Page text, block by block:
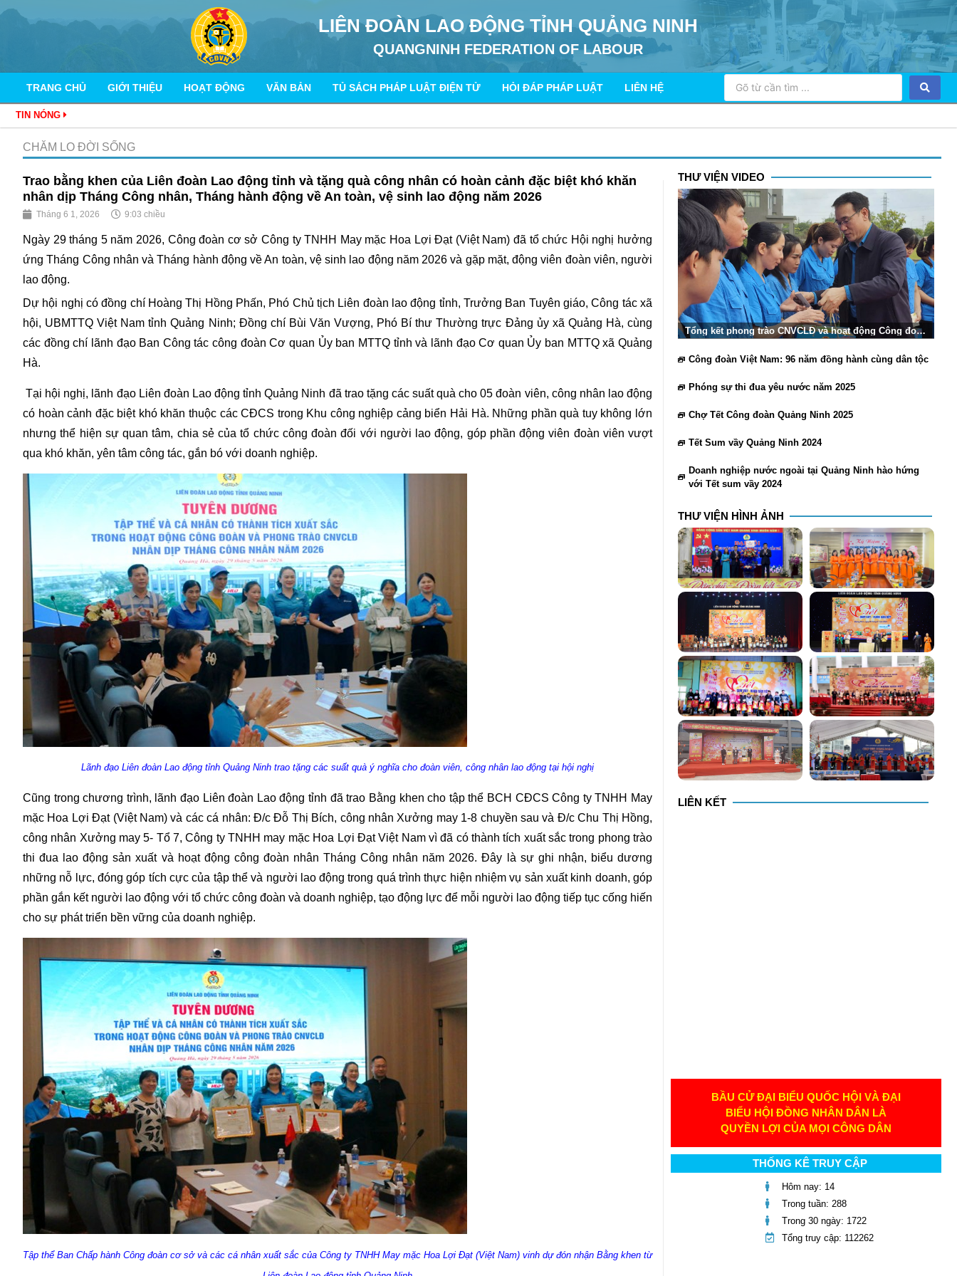
LIÊN ĐOÀN LAO ĐỘNG TỈNH QUẢNG NINH
QUANGNINH FEDERATION OF LABOUR
TRANG CHỦ GIỚI THIỆU HOẠT ĐỘNG VĂN BẢN TỦ SÁCH PHÁP LUẬT ĐIỆN TỬ HỎI ĐÁP PHÁP LUẬT LIÊN HỆ
TIN NÓNG
CHĂM LO ĐỜI SỐNG
Trao bằng khen của Liên đoàn Lao động tỉnh và tặng quà công nhân có hoàn cảnh đặc biệt khó khăn
nhân dịp Tháng Công nhân, Tháng hành động về An toàn, vệ sinh lao động năm 2026
Tháng 6 1, 2026 9:03 chiều
Ngày 29 tháng 5 năm 2026, Công đoàn cơ sở Công ty TNHH May mặc Hoa Lợi Đạt (Việt Nam) đã tổ chức Hội nghị hưởng
ứng Tháng Công nhân và Tháng hành động về An toàn, vệ sinh lao động năm 2026 và gặp mặt, động viên đoàn viên, người
lao động.
Dự hội nghị có đồng chí Hoàng Thị Hồng Phấn, Phó Chủ tịch Liên đoàn lao động tỉnh, Trưởng Ban Tuyên giáo, Công tác xã
hội, UBMTTQ Việt Nam tỉnh Quảng Ninh; Đồng chí Bùi Văn Vượng, Phó Bí thư Thường trực Đảng ủy xã Quảng Hà, cùng
các đồng chí lãnh đạo Ban Công tác công đoàn Cơ quan Ủy ban MTTQ tỉnh và lãnh đạo Cơ quan Ủy ban MTTQ xã Quảng
Hà.
Tại hội nghị, lãnh đạo Liên đoàn Lao động tỉnh Quảng Ninh đã trao tặng các suất quà cho 05 đoàn viên, công nhân lao động
có hoàn cảnh đặc biệt khó khăn thuộc các CĐCS trong Khu công nghiệp cảng biển Hải Hà. Những phần quà tuy không lớn
nhưng thể hiện sự quan tâm, chia sẻ của tổ chức công đoàn đối với người lao động, góp phần động viên đoàn viên vượt
qua khó khăn, yên tâm công tác, gắn bó với doanh nghiệp.
Lãnh đạo Liên đoàn Lao động tỉnh Quảng Ninh trao tặng các suất quà ý nghĩa cho đoàn viên, công nhân lao động tại hội nghị
Cũng trong chương trình, lãnh đạo Liên đoàn Lao động tỉnh đã trao Bằng khen cho tập thể BCH CĐCS Công ty TNHH May
mặc Hoa Lợi Đạt (Việt Nam) và các cá nhân: Đ/c Đỗ Thị Bích, công nhân Xưởng may 1-8 chuyền sau và Đ/c Chu Thị Hồng,
công nhân Xưởng may 5- Tổ 7, Công ty TNHH may mặc Hoa Lợi Đạt Việt Nam vì đã có thành tích xuất sắc trong phong trào
thi đua lao động sản xuất và hoạt động công đoàn nhân Tháng Công nhân năm 2026. Đây là sự ghi nhận, biểu dương
những nỗ lực, đóng góp tích cực của tập thể và người lao động trong quá trình thực hiện nhiệm vụ sản xuất kinh doanh, góp
phần gắn kết người lao động với tổ chức công đoàn và doanh nghiệp, tạo động lực để mỗi người lao động tiếp tục cống hiến
cho sự phát triển bền vững của doanh nghiệp.
Tập thể Ban Chấp hành Công đoàn cơ sở và các cá nhân xuất sắc của Công ty TNHH May mặc Hoa Lợi Đạt (Việt Nam) vinh dự đón nhận Bằng khen từ
THƯ VIỆN VIDEO
Tổng kết phong trào CNVCLĐ và hoạt động Công đoàn
Quảng Ninh 2025
Công đoàn Việt Nam: 96 năm đồng hành cùng dân tộc
Phóng sự thi đua yêu nước năm 2025
Chợ Tết Công đoàn Quảng Ninh 2025
Tết Sum vầy Quảng Ninh 2024
Doanh nghiệp nước ngoài tại Quảng Ninh hào hứng
với Tết sum vầy 2024
THƯ VIỆN HÌNH ẢNH
LIÊN KẾT
BẦU CỬ ĐẠI BIỂU QUỐC HỘI VÀ ĐẠI
BIỂU HỘI ĐỒNG NHÂN DÂN LÀ
QUYỀN LỢI CỦA MỌI CÔNG DÂN
THỐNG KÊ TRUY CẬP
Hôm nay: 14
Trong tuần: 288
Trong 30 ngày: 1722
Tổng truy cập: 112262